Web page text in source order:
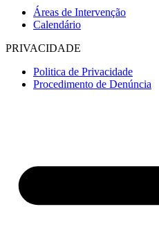
Áreas de Intervenção
Calendário
PRIVACIDADE
Politica de Privacidade
Procedimento de Denúncia